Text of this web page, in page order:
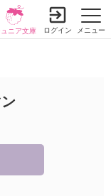
メニュー
ュニア文庫 ログイン